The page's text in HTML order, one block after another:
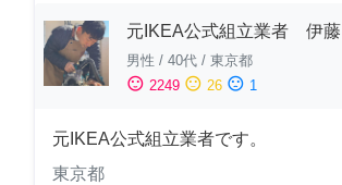
元IKEA公式組立業者 伊藤
男性 / 40代 / 東京都
sentiment_satisfied 2249 sentiment_neutral 26 sentiment_dissatisfied 1
元IKEA公式組立業者です。
東京都